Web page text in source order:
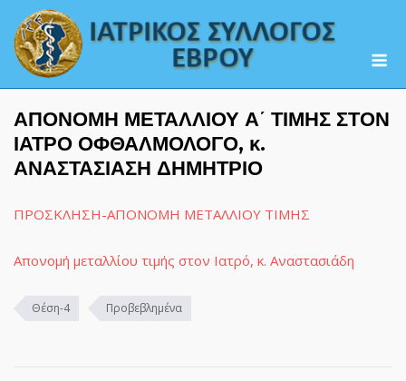
content
ΑΠΟΝΟΜΗ ΜΕΤΑΛΛΙΟΥ Α΄ ΤΙΜΗΣ ΣΤΟΝ
ΙΑΤΡΟ ΟΦΘΑΛΜΟΛΟΓΟ, κ.
ΑΝΑΣΤΑΣΙΑΣΗ ΔΗΜΗΤΡΙΟ
ΠΡΟΣΚΛΗΣΗ-ΑΠΟΝΟΜΗ ΜΕΤΑΛΛΙΟΥ ΤΙΜΗΣ
Απονομή μεταλλίου τιμής στον Ιατρό, κ. Αναστασιάδη
Θέση-4 Προβεβλημένα